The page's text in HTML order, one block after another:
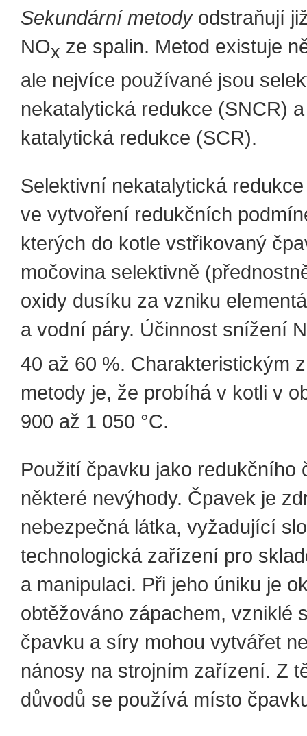
Sekundární metodyodstraňují
NOx ze spalin. Metod existuje
ale nejvíce používané jsou
nekatalytická redukce (SNCR)
katalytická redukce (SCR).
Selektivní nekatalytická
ve vytvoření redukčních
kterých do kotle vstřikovaný
močovina selektivně
oxidy dusíku za vzniku
a vodní páry. Účinnost snížení
40 až 60 %. Charakteristickým
metody je, že probíhá v kotli v
900 až 1 050 °C.
Použití čpavku jako redukčního
některé nevýhody. Čpavek je
nebezpečná látka, vyžadující
technologická zařízení pro
a manipulaci. Při jeho úniku je
obtěžováno zápachem, vzniklé
čpavku a síry mohou vytvářet
nánosy na strojním zařízení. Z
důvodů se používá místo